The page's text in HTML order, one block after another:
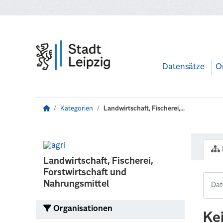
Datensätze
Kategorien Landwirtschaft, Fischerei,...
Landwirtschaft, Fischerei,
Forstwirtschaft und
Nahrungsmittel
Organisationen